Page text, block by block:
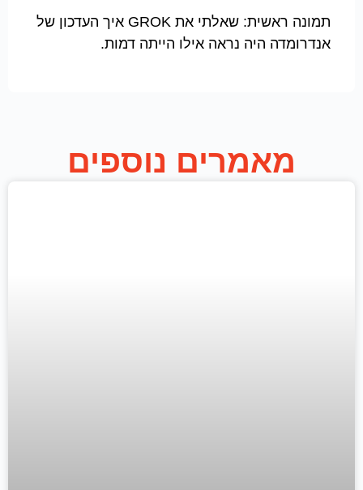
תמונה ראשית: שאלתי את GROK איך העדכון של
אנדרומדה היה נראה אילו הייתה דמות.
מאמרים נוספים